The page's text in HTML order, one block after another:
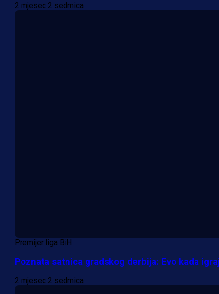
2 mjesec 2 sedmica
Premijer liga BiH
Poznata satnica gradskog derbija: Evo kada
2 mjesec 2 sedmica